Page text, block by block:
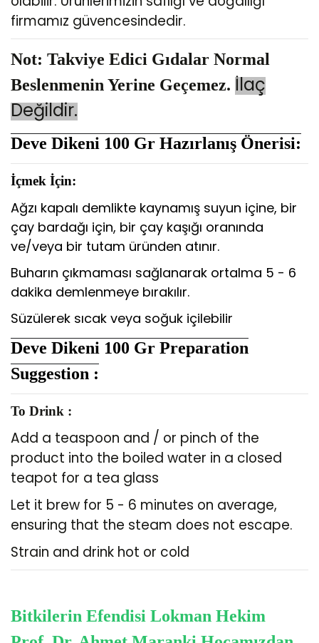
firmamız güvencesindedir.
Not: Takviye Edici Gıdalar Normal
Beslenmenin Yerine Geçemez. İlaç
Değildir.
Deve Dikeni 100 Gr Hazırlanış Önerisi:
İçmek İçin:
Ağzı kapalı demlikte kaynamış suyun içine, bir
çay bardağı için, bir çay kaşığı oranında
ve/veya bir tutam üründen atınır.
Buharın çıkmaması sağlanarak ortalma 5 - 6
dakika demlenmeye bırakılır.
Süzülerek sıcak veya soğuk içilebilir
Deve Dikeni 100 Gr Preparation
Suggestion :
To Drink :
Add a teaspoon and / or pinch of the
product into the boiled water in a closed
teapot for a tea glass
Let it brew for 5 - 6 minutes on average,
ensuring that the steam does not escape.
Strain and drink hot or cold
Bitkilerin Efendisi Lokman Hekim